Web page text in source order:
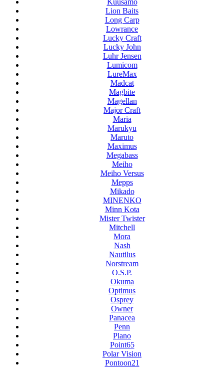
Kuusamo
Lion Baits
Long Carp
Lowrance
Lucky Craft
Lucky John
Luhr Jensen
Lumicom
LureMax
Madcat
Magbite
Magellan
Major Craft
Maria
Marukyu
Maruto
Maximus
Megabass
Meiho
Meiho Versus
Mepps
Mikado
MINENKO
Minn Kota
Mister Twister
Mitchell
Mora
Nash
Nautilus
Norstream
O.S.P.
Okuma
Optimus
Osprey
Owner
Panacea
Penn
Plano
Point65
Polar Vision
Pontoon21